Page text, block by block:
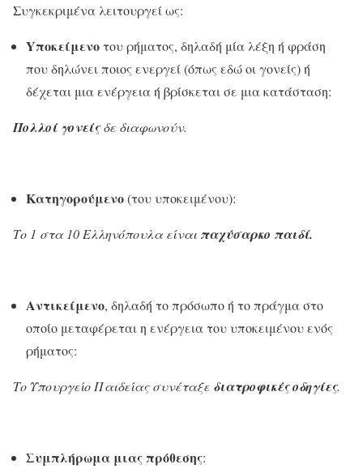
Συγκεκριμένα λειτουργεί ως:
Yποκείμενοτου ρήματος, δηλαδή μία λέξη ή φράση
που δηλώνει ποιος ενεργεί (όπως εδώ οι γονείς) ή
δέχεται μια ενέργεια ή βρίσκεται σε μια κατάσταση:
Πολλοί γονείς δε διαφωνούν.
Κατηγορούμενο(του υποκειμένου):
Το 1 στα 10 Ελληνόπουλα είναι παχύσαρκο παιδί.
Αντικείμενο, δηλαδή το πρόσωπο ή το πράγμα στο
οποίο μεταφέρεται η ενέργεια του υποκειμένου ενός
ρήματος:
Το Υπουργείο Παιδείας συνέταξε διατροφικές οδηγίες.
Συμπλήρωμα μιας πρόθεσης: